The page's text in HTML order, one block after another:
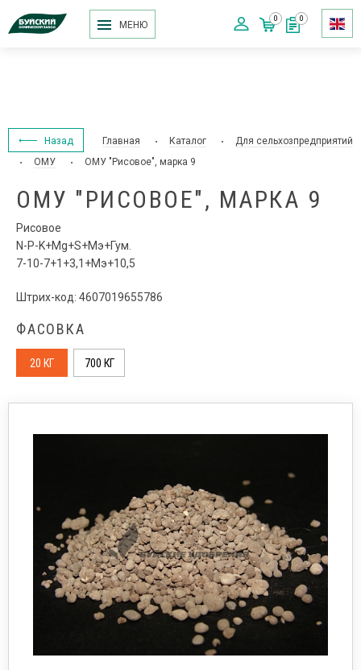
МЕНЮ
0 0
Назад Главная Каталог
Для сельхозпредприятий
ОМУ
ОМУ "Рисовое", марка 9
ОМУ "РИСОВОЕ", МАРКА 9
Рисовое
N-P-K+Mg+S+Мэ+Гум.
7-10-7+1+3,1+Мэ+10,5
Штрих-код: 4607019655786
ФАСОВКА
20 КГ 700 КГ